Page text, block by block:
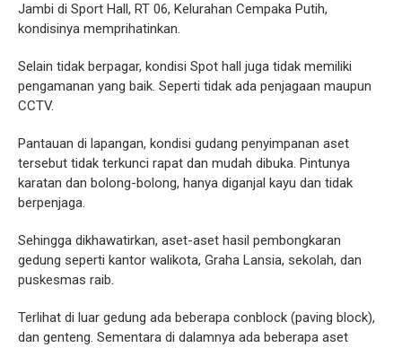
Jambi di Sport Hall, RT 06, Kelurahan Cempaka Putih,
kondisinya memprihatinkan.
Selain tidak berpagar, kondisi Spot hall juga tidak memiliki
pengamanan yang baik. Seperti tidak ada penjagaan maupun
CCTV.
Pantauan di lapangan, kondisi gudang penyimpanan aset
tersebut tidak terkunci rapat dan mudah dibuka. Pintunya
karatan dan bolong-bolong, hanya diganjal kayu dan tidak
berpenjaga.
Sehingga dikhawatirkan, aset-aset hasil pembongkaran
gedung seperti kantor walikota, Graha Lansia, sekolah, dan
puskesmas raib.
Terlihat di luar gedung ada beberapa conblock (paving block),
dan genteng. Sementara di dalamnya ada beberapa aset